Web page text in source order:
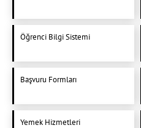
Öğrenci Bilgi Sistemi
Başvuru Formları
Yemek Hizmetleri